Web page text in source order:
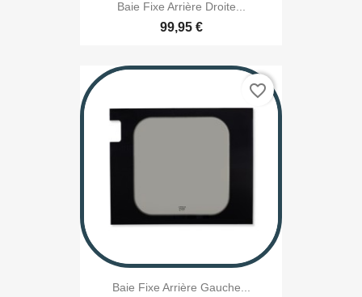
Baie Fixe Arrière Droite...
99,95 €
Baie Fixe Arrière Gauche...
favorite_border